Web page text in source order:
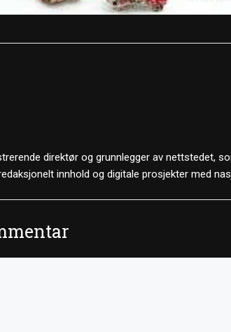
direktør og grunnlegger av nettstedet,
innhold og digitale prosjekter med